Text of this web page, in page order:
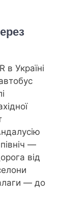
в Україні
—
від
— до